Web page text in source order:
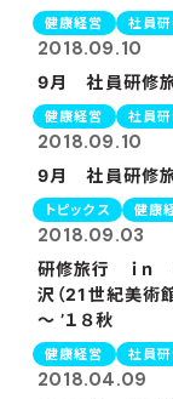
2018.09.10
健康経営 社員
9月 社員研修
2018.09.10
健康経営 社員
9月 社員研修
2018.09.03
トピックス 健康
研修旅行 ｉｎ
沢（21世紀美術
～ ’１８秋
2018.04.09
健康経営 社員